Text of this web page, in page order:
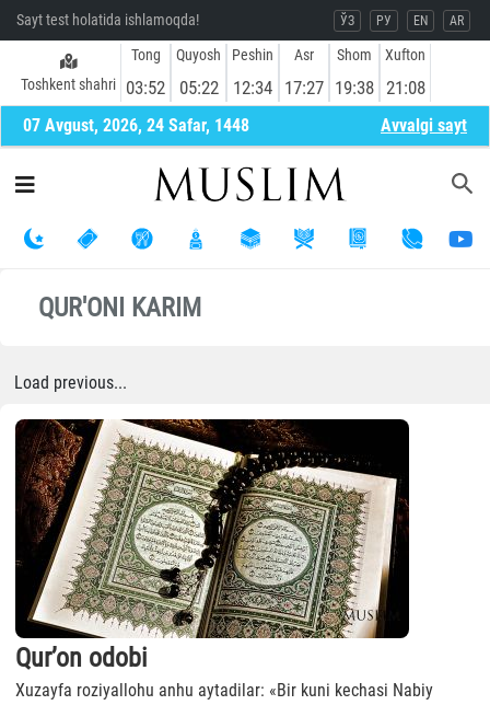
Sayt test holatida ishlamoqda! ЎЗ РУ EN AR
Toshkent shahri
Tong
03:52
Quyosh
05:22
Peshin
12:34
Asr
17:27
Shom
19:38
Xufton
21:08
07 Avgust, 2026, 24 Safar, 1448 Avvalgi sayt
QUR'ONI KARIM
Load previous...
Qur’on odobi
Xuzayfa roziyallohu anhu aytadilar: «Bir kuni kechasi Nabiy